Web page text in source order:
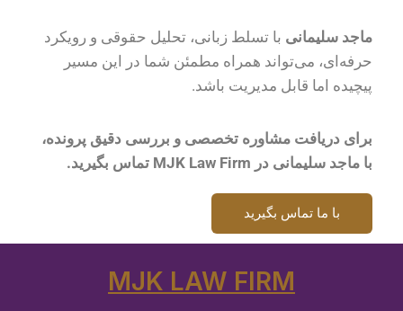
ماجد سلیمانی با تسلط زبانی، تحلیل حقوقی و رویکرد
حرفه‌ای، می‌تواند همراه مطمئن شما در این مسیر
پیچیده اما قابل مدیریت باشد.
برای دریافت مشاوره تخصصی و بررسی دقیق پرونده،
با ماجد سلیمانی در MJK Law Firm تماس بگیرید.
با ما تماس بگیرید
MJK LAW FIRM